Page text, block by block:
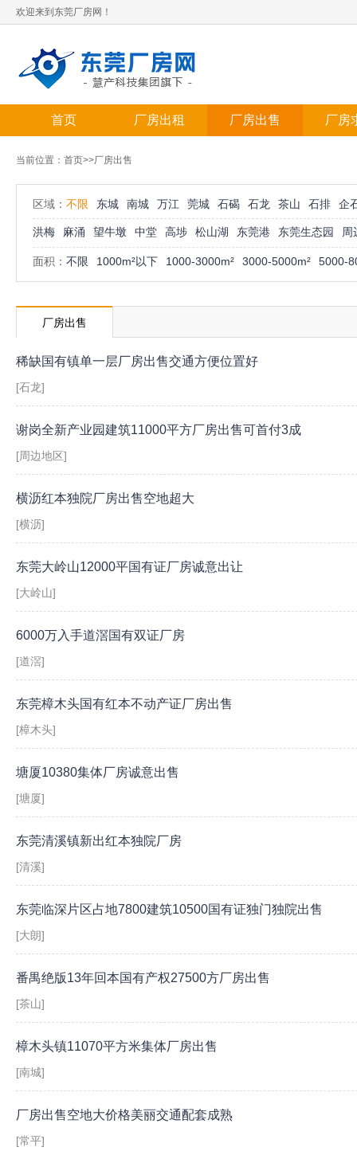
欢迎来到东莞厂房网！
首页 厂房出租 厂房出售 厂房
当前位置： 首页>>厂房出售
区域： 不限 东城 南城 万江 莞城 石碣 石龙 茶山 石排 企
洪梅 麻涌 望牛墩 中堂 高埗 松山湖 东莞港 东莞生态园 周
面积： 不限 1000m²以下 1000-3000m² 3000-5000m² 5000-
厂房出售
稀缺国有镇单一层厂房出售交通方便位置好
[石龙]
谢岗全新产业园建筑11000平方厂房出售可首付3成
[周边地区]
横沥红本独院厂房出售空地超大
[横沥]
东莞大岭山12000平国有证厂房诚意出让
[大岭山]
6000万入手道滘国有双证厂房
[道滘]
东莞樟木头国有红本不动产证厂房出售
[樟木头]
塘厦10380集体厂房诚意出售
[塘厦]
东莞清溪镇新出红本独院厂房
[清溪]
东莞临深片区占地7800建筑10500国有证独门独院出售
[大朗]
番禺绝版13年回本国有产权27500方厂房出售
[茶山]
樟木头镇11070平方米集体厂房出售
[南城]
厂房出售空地大价格美丽交通配套成熟
[常平]